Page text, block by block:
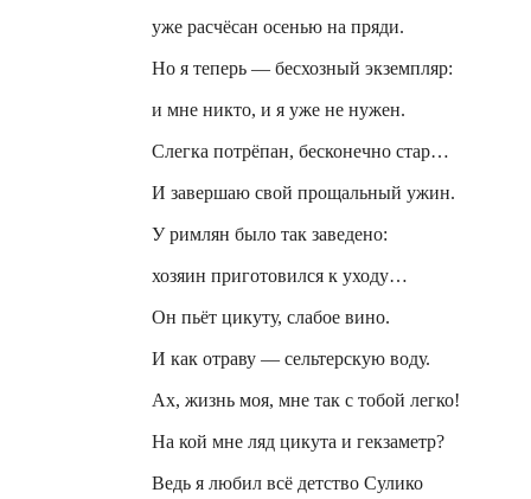
уже расчёсан осенью на пряди.
Но я теперь — бесхозный экземпляр:
и мне никто, и я уже не нужен.
Слегка потрёпан, бесконечно стар…
И завершаю свой прощальный ужин.
У римлян было так заведено:
хозяин приготовился к уходу…
Он пьёт цикуту, слабое вино.
И как отраву — сельтерскую воду.
Ах, жизнь моя, мне так с тобой легко!
На кой мне ляд цикута и гекзаметр?
Ведь я любил всё детствоСулико